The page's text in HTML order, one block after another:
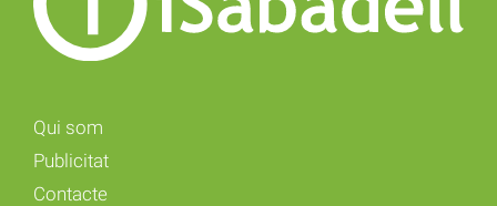
Qui som
Publicitat
Contacte